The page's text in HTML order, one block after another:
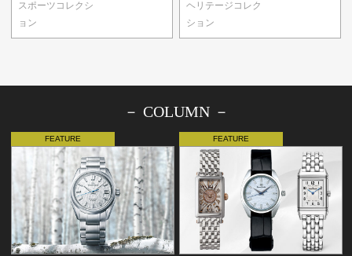
スポーツコレクシ
ョン
ヘリテージコレク
ション
－ COLUMN －